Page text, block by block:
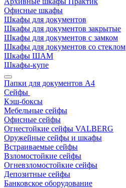
Офисные шкафы
Шкафы для документов
Шкафы для документов закрытые
Шкафы для документов с замком
Шкафы для документов со стеклом
Шкафы ШАМ
Шкафы-купе
Папки для документов A4
Сейфы
Кэш-боксы
Мебельные сейфы
Офисные сейфы
Огнестойкие сейфы VALBERG
Оружейные сейфы и шкафы
Встраиваемые сейфы
Взломостойкие сейфы
Огневзломостойкие сейфы
Депозитные сейфы
Банковское оборудование